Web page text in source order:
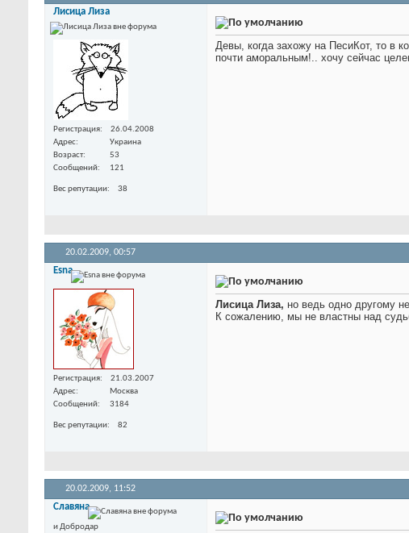
Лисица Лиза
Регистрация
26.04.2008
Адрес
Украина
Возраст
53
Сообщений
121
Вес репутации 38
Девы, когда захожу на ПесиКот, то в
почти аморальным!.. хочу сейчас
20.02.2009, 00:57
Esna
Регистрация
21.03.2007
Адрес
Москва
Сообщений
3184
Вес репутации 82
Лисица Лиза, но ведь одно другому
К сожалению, мы не властны над
20.02.2009, 11:52
Славяна
и Добродар